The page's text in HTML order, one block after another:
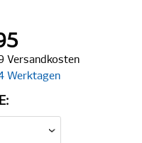
Versandkosten
Werktagen